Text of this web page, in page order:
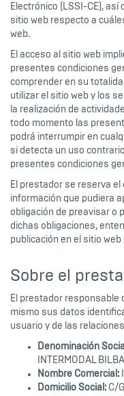
Electrónico (LSSI-CE),
sitio web respecto a
web.
El acceso al sitio web
presentes condiciones
comprender en su
utilizar el sitio web y los
la realización de
todo momento las
podrá interrumpir en
si detecta un uso
presentes condiciones
El prestador se reserva
información que pudiera
obligación de preavisar o
dichas obligaciones,
publicación en el sitio
Sobre el
El prestador responsable
mismo sus datos
usuario y de las
Denominación
INTERMODAL
Nombre Comercial:
Domicilio Social: C/